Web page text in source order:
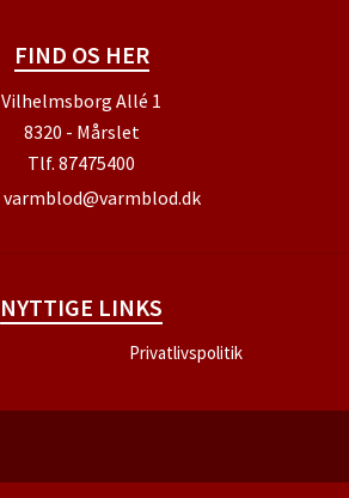
FIND OS HER
Vilhelmsborg Allé 1
8320 - Mårslet
Tlf. 87475400
varmblod@varmblod.dk
NYTTIGE LINKS
Privatlivspolitik